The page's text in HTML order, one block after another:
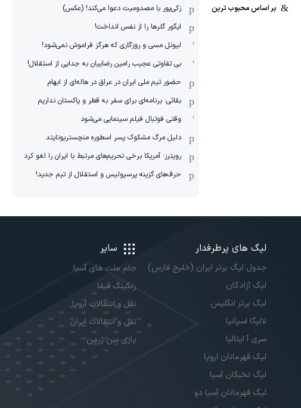
زکی‌پور با مصدومیت دعوا می‌کند! (عکس)
ایگور گلرها را از نفس انداخت!
لیونل مسی و روزگاری که هرگز فراموش نمی‌شود!
بی تفاوتی عجیب رامین رضاییان به جدایی از استقلال!
حضور تیم ملی ایران در عراق در هاله‌ای از ابهام
بقائی: برنامه‌ای برای سفر به قطر و پاکستان نداریم
وقتی فوتبال فیلم سینمایی می‌شود
دلیل مرگ مشکوک پسر اسطوره منچستریونایتد
رویترز: آمریکا برخی تحریم‌های مرتبط با ایران را لغو کرد
حرف‌های گزینه پرسپولیس و استقلال از تیم جدید!
لیگ های پرطرفدار
جدول لیگ برتر ایران (خلیج فارس)
لیگ آزادگان
لیگ برتر انگلیس
لالیگا اسپانیا
سری آ ایتالیا
لیگ قهرمانان اروپا
لیگ نخبگان آسیا
لیگ قهرمانان آسیا دو
سایر
جام ملت های آسیا
رنکینگ فیفا
نقل و انتقالات اروپا
نقل و انتقالات ایران
پاری سن ژرمن